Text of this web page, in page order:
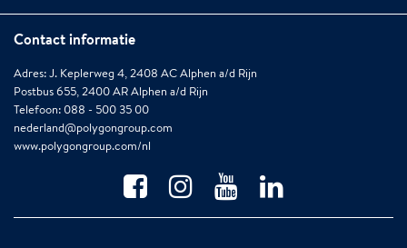
Contact informatie
Adres: J. Keplerweg 4, 2408 AC Alphen a/d Rijn
Postbus 655, 2400 AR Alphen a/d Rijn
Telefoon: 088 - 500 35 00
nederland@polygongroup.com
www.polygongroup.com/nl